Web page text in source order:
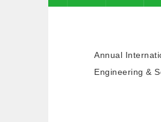
Annual
Engineering &